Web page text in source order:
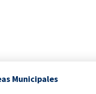
Municipales